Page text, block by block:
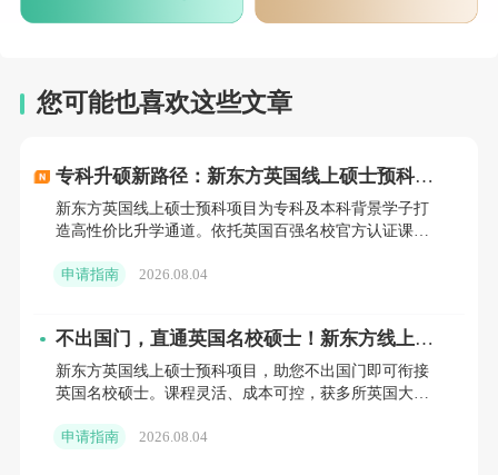
列申请材料，包括个人陈述、推荐信、成绩
的一部分，申请者需要在其中阐述自己的学术
荐信则通常由教授、导师或雇主撰写，用于评
估申请者的学术能力、研究潜力或工作绩效。
四、提升申请成功率的建议
提前准备申请材料。
精准定位‌：根据自己的学术背景、语言能力和兴趣爱好，
选择适合自己的大学和课程。
力，展现自己的独特之处。
您可能也喜欢这些文章
专科升硕新路径：新东方英国线上硕士预科，
低成本撬动世界百强名校
新东方英国线上硕士预科项目为专科及本科背景学子打
造高性价比升学通道。依托英国百强名校官方认证课
多领域，无缝衔接伯
申请指南 2026.08.04
不出国门，直通英国名校硕士！新东方线上预
科项目全解析
新东方英国线上硕士预科项目，助您不出国门即可衔接
英国名校硕士。课程灵活、成本可控，获多所英国大学
教学支持。立即咨
申请指南 2026.08.04